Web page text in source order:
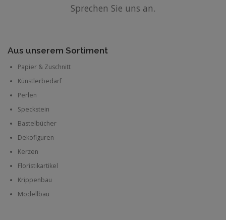
Sprechen Sie uns an.
Aus unserem Sortiment
Papier & Zuschnitt
Künstlerbedarf
Perlen
Speckstein
Bastelbücher
Dekofiguren
Kerzen
Floristikartikel
Krippenbau
Modellbau